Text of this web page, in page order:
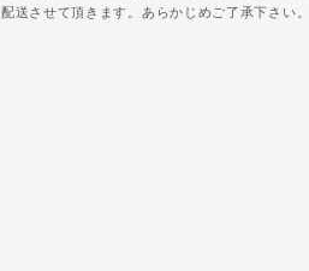
配送させて頂きます。あらかじめご了承下さい。